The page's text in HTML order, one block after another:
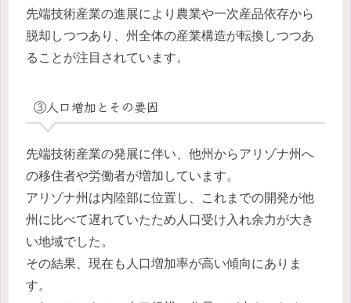
先端技術産業の進展により農業や一次産品依存から
脱却しつつあり、州全体の産業構造が転換しつつあ
ることが注目されています。
③人口増加とその要因
先端技術産業の発展に伴い、他州からアリゾナ州へ
の移住者や労働者が増加しています。
アリゾナ州は内陸部に位置し、これまでの開発が他
州に比べて遅れていたため人口受け入れ余力が大き
い地域でした。
その結果、現在も人口増加率が高い傾向にありま
す。